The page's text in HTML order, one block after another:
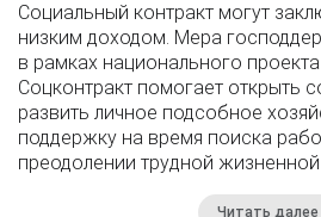
Социальный контракт могут
низким доходом. Мера
в рамках национального
Соцконтракт помогает открыть
развить личное подсобное
поддержку на время поиска
преодолении трудной жизненной
Читать далее